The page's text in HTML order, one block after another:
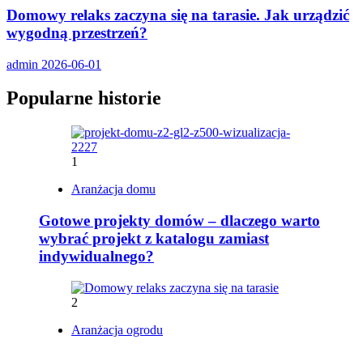
Domowy relaks zaczyna się na tarasie. Jak urządzić
wygodną przestrzeń?
admin 2026-06-01
Popularne historie
1
Aranżacja domu
Gotowe projekty domów – dlaczego warto
wybrać projekt z katalogu zamiast
indywidualnego?
2
Aranżacja ogrodu